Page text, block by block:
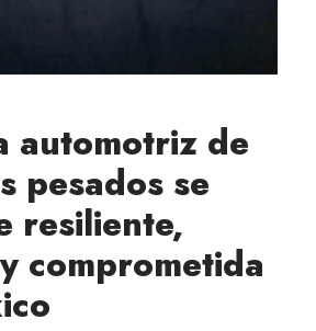
automotriz de
pesados se
resiliente,
comprometida